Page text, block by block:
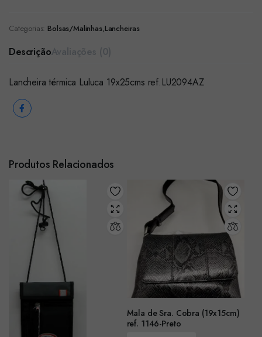
Categorias: Bolsas/Malinhas,Lancheiras
Descrição
Lancheira térmica Luluca 19x25cms ref.LU2094AZ
Produtos Relacionados
Mala de Sra. Cobra (19x15cm)
ref. 1146-Preto